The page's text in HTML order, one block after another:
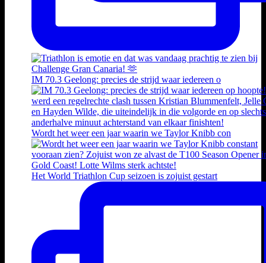
IM 70.3 Geelong: precies de strijd waar iedereen o
Wordt het weer een jaar waarin we Taylor Knibb con
Het World Triathlon Cup seizoen is zojuist gestart